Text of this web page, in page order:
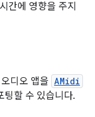
간에 영향을 주지
디오 앱을 AMidi
팅할 수 있습니다.